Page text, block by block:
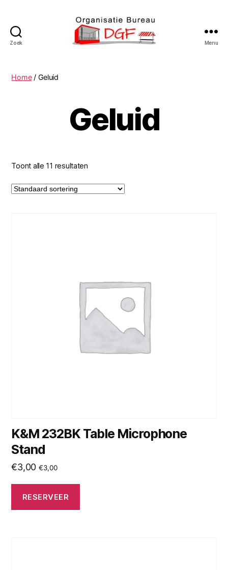
Zoek Menu
Home/ Geluid
Geluid
Toont alle 11 resultaten
K&M 232BK Table Microphone
Stand
€3,00 €3,00
RESERVEER